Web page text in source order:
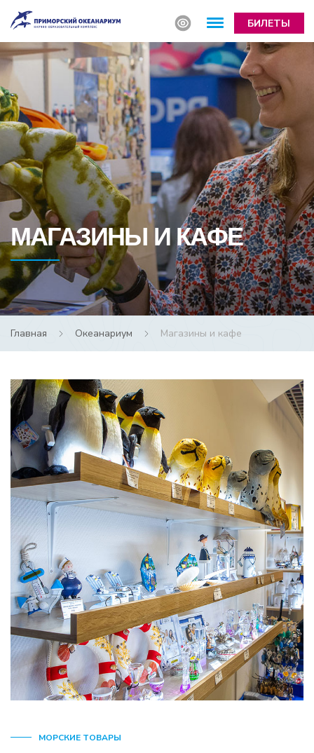
БИЛЕТЫ
МАГАЗИНЫ И КАФЕ
Главная Океанариум Магазины и кафе
МОРСКИЕ ТОВАРЫ